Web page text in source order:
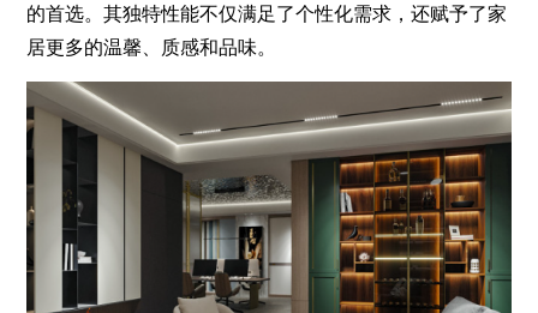
的首选。其独特性能不仅满足了个性化需求，还赋予了家
居更多的温馨、质感和品味。